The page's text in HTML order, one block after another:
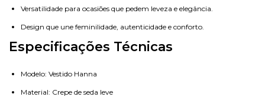
Versatilidade para ocasiões que pedem leveza e elegância.
Design que une feminilidade, autenticidade e conforto.
Especificações Técnicas
Modelo: Vestido Hanna
Material: Crepe de seda leve